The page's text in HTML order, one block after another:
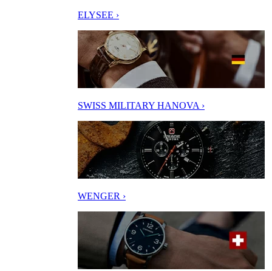
ELYSEE ›
SWISS MILITARY HANOVA ›
WENGER ›